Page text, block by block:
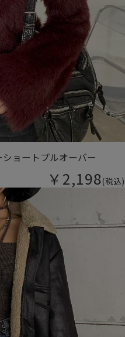
ショートプルオーバー
￥2,198(税込)